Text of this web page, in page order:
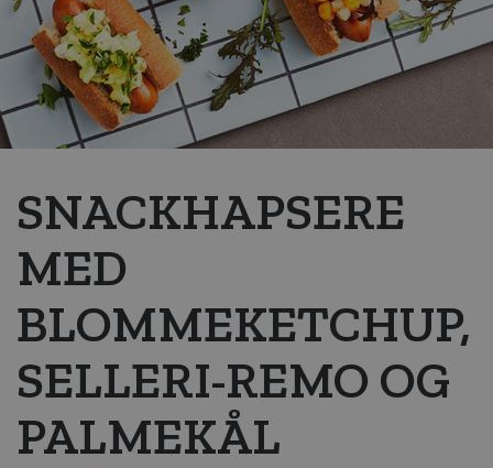
SNACKHAPSERE
MED
BLOMMEKETCHUP,
SELLERI-REMO OG
PALMEKÅL